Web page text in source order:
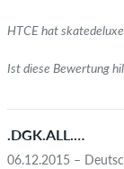
HTCE hat
Ist diese Bewertung
.DGK.ALL.DAY.
06.12.2015 –